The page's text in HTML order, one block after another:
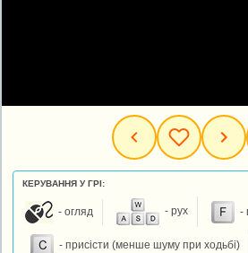
КЕРУВАННЯ У ГРІ:
- огляд - рух -
- присісти (менше шуму при ходьбі)